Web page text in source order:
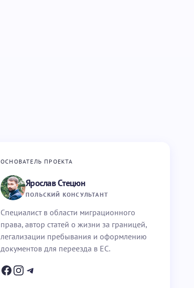
ОСНОВАТЕЛЬ ПРОЕКТА
Ярослав Стецюн
ПОЛЬСКИЙ КОНСУЛЬТАНТ
Специалист в области миграционного
права, автор статей о жизни за границей,
легализации пребывания и оформлению
документов для переезда в ЕС.